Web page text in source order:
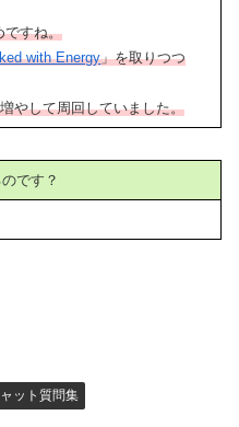
ですね。
with Energy」を取りつつ
やして周回していました。
です？
ット質問集